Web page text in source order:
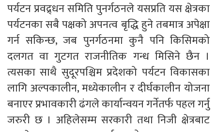
पर्यटन प्रवद्र्धन समिति पुनर्गठनले यसप्रति यस क्षेत्रका
पर्यटनका सबै पक्षको अपनत्व बृद्धि हुने तबमात्र अपेक्षा
गर्न सकिन्छ, जब पुनर्गठनमा कुनै पनि किसिमको
दलगत वा गुटगत राजनीतिक गन्ध मिसिने छैन ।
त्यसका साथै सुदूरपश्चिम प्रदेशको पर्यटन विकासका
लागि अल्पकालीन, मध्येकालीन र दीर्घकालीन योजना
बनाएर प्रभावकारी ढंगले कार्यान्वयन गर्नेतर्फ पहल गर्नु
जरुरी छ । अहिलेसम्म सरकारी तथा निजी क्षेत्रबाट